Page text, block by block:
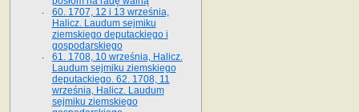
60. 1707, 12 i 13 września,
Halicz. Laudum sejmiku
ziemskiego deputackiego i
gospodarskiego
61. 1708, 10 września, Halicz.
Laudum sejmiku ziemskiego
deputackiego. 62. 1708, 11
września, Halicz. Laudum
sejmiku ziemskiego